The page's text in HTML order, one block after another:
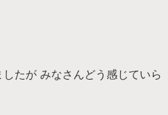
たが みなさんどう感じていら